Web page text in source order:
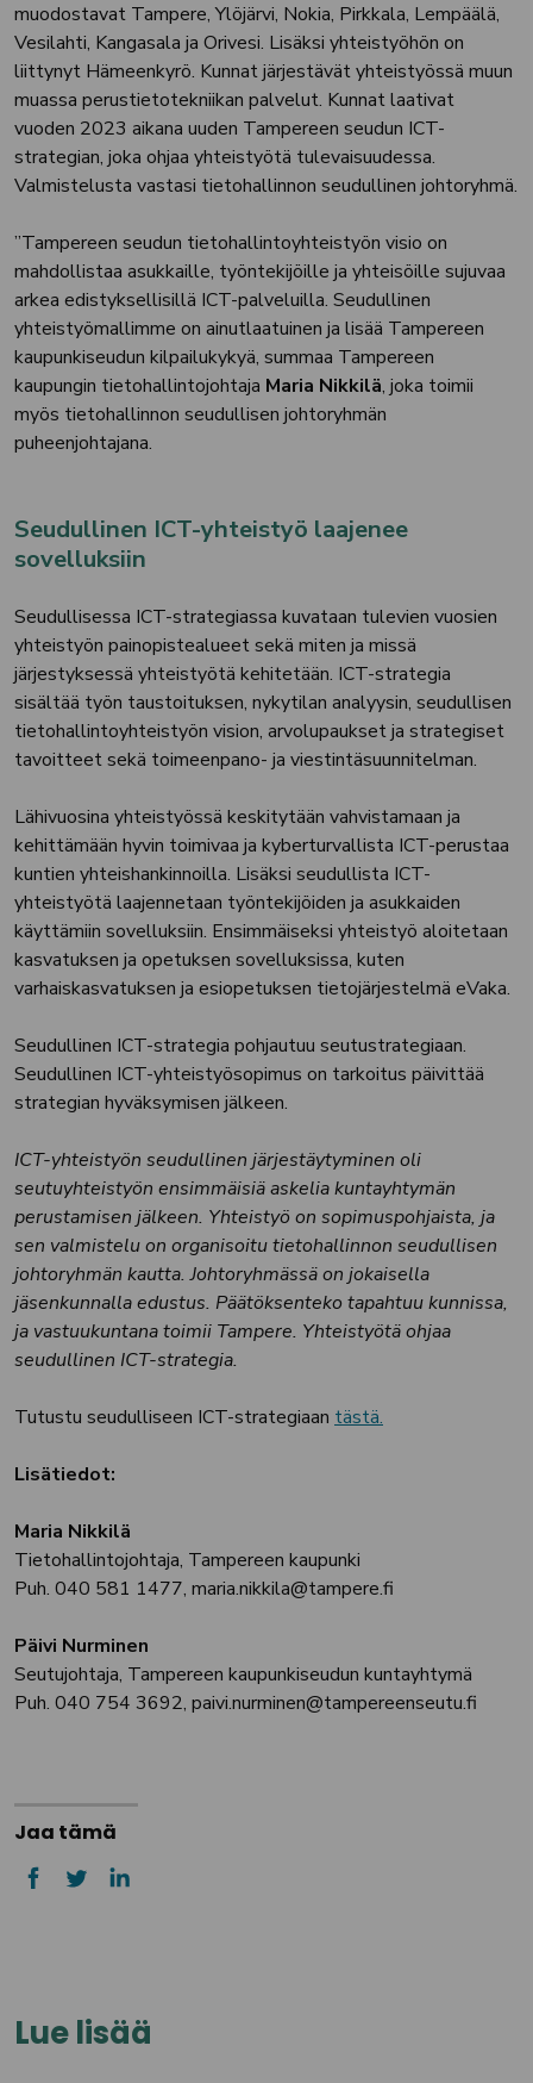
muodostavat Tampere, Ylöjärvi, Nokia, Pirkkala, Lempäälä,
Vesilahti, Kangasala ja Orivesi. Lisäksi yhteistyöhön on
liittynyt Hämeenkyrö. Kunnat järjestävät yhteistyössä muun
muassa perustietotekniikan palvelut. Kunnat laativat
vuoden 2023 aikana uuden Tampereen seudun ICT-
strategian, joka ohjaa yhteistyötä tulevaisuudessa.
Valmistelusta vastasi tietohallinnon seudullinen johtoryhmä.
”Tampereen seudun tietohallintoyhteistyön visio on
mahdollistaa asukkaille, työntekijöille ja yhteisöille sujuvaa
arkea edistyksellisillä ICT-palveluilla. Seudullinen
yhteistyömallimme on ainutlaatuinen ja lisää Tampereen
kaupunkiseudun kilpailukykyä, summaa Tampereen
kaupungin tietohallintojohtaja Maria Nikkilä, joka toimii
myös tietohallinnon seudullisen johtoryhmän
puheenjohtajana.
Seudullinen ICT-yhteistyö laajenee
sovelluksiin
Seudullisessa ICT-strategiassa kuvataan tulevien vuosien
yhteistyön painopistealueet sekä miten ja missä
järjestyksessä yhteistyötä kehitetään. ICT-strategia
sisältää työn taustoituksen, nykytilan analyysin, seudullisen
tietohallintoyhteistyön vision, arvolupaukset ja strategiset
tavoitteet sekä toimeenpano- ja viestintäsuunnitelman.
Lähivuosina yhteistyössä keskitytään vahvistamaan ja
kehittämään hyvin toimivaa ja kyberturvallista ICT-perustaa
kuntien yhteishankinnoilla. Lisäksi seudullista ICT-
yhteistyötä laajennetaan työntekijöiden ja asukkaiden
käyttämiin sovelluksiin. Ensimmäiseksi yhteistyö aloitetaan
kasvatuksen ja opetuksen sovelluksissa, kuten
varhaiskasvatuksen ja esiopetuksen tietojärjestelmä eVaka.
Seudullinen ICT-strategia pohjautuu seutustrategiaan.
Seudullinen ICT-yhteistyösopimus on tarkoitus päivittää
strategian hyväksymisen jälkeen.
ICT-yhteistyön seudullinen järjestäytyminen oli
seutuyhteistyön ensimmäisiä askelia kuntayhtymän
perustamisen jälkeen. Yhteistyö on sopimuspohjaista, ja
sen valmistelu on organisoitu tietohallinnon seudullisen
johtoryhmän kautta. Johtoryhmässä on jokaisella
jäsenkunnalla edustus. Päätöksenteko tapahtuu kunnissa,
ja vastuukuntana toimii Tampere. Yhteistyötä ohjaa
seudullinen ICT-strategia.
Tutustu seudulliseen ICT-strategiaan tästä.
Lisätiedot:
Maria Nikkilä
Tietohallintojohtaja, Tampereen kaupunki
Puh. 040 581 1477, maria.nikkila@tampere.fi
Päivi Nurminen
Seutujohtaja, Tampereen kaupunkiseudun kuntayhtymä
Puh. 040 754 3692, paivi.nurminen@tampereenseutu.fi
Jaa tämä
Lue lisää